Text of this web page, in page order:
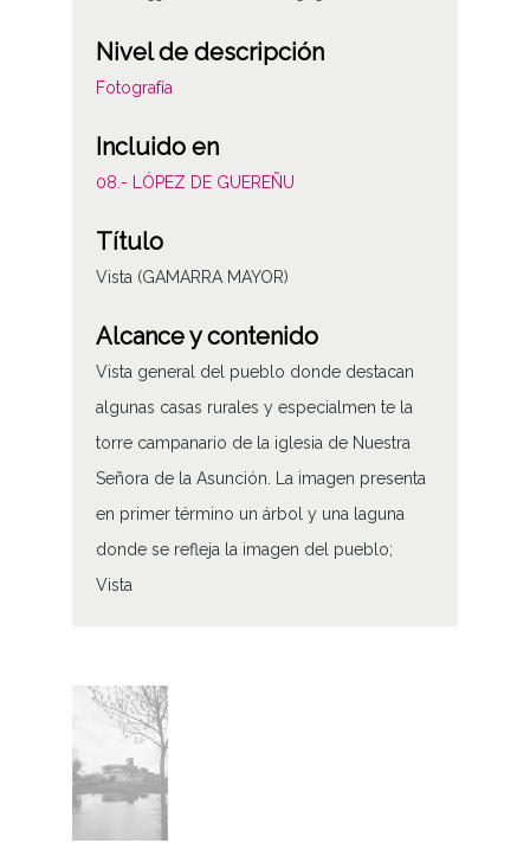
Nivel de descripción
Fotografía
Incluido en
08.- LÓPEZ DE GUEREÑU
Título
Vista (GAMARRA MAYOR)
Alcance y contenido
Vista general del pueblo donde destacan
algunas casas rurales y especialmen te la
torre campanario de la iglesia de Nuestra
Señora de la Asunción. La imagen presenta
en primer término un árbol y una laguna
donde se refleja la imagen del pueblo;
Vista
Características del soporte
Tipo de imagen: Positivos Imagen Final:
Plata;